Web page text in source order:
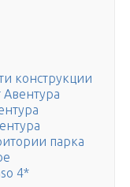
конструкции
парка
4*